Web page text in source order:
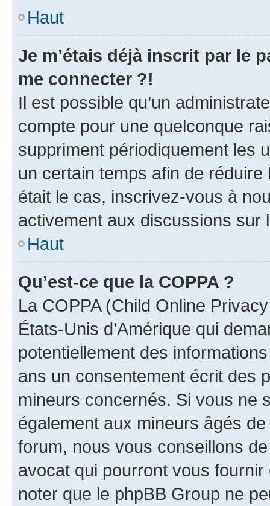
Haut
Je m’étais déjà inscrit par le
me connecter ?!
Il est possible qu’un
compte pour une quelconque
suppriment périodiquement les
un certain temps afin de
était le cas, inscrivez-vous à
activement aux discussions sur
Haut
Qu’est-ce que la COPPA ?
La COPPA (Child Online
États-Unis d’Amérique qui
potentiellement des
ans un consentement écrit des
mineurs concernés. Si vous ne
également aux mineurs âgés
forum, nous vous conseillons
avocat qui pourront vous
noter que le phpBB Group ne